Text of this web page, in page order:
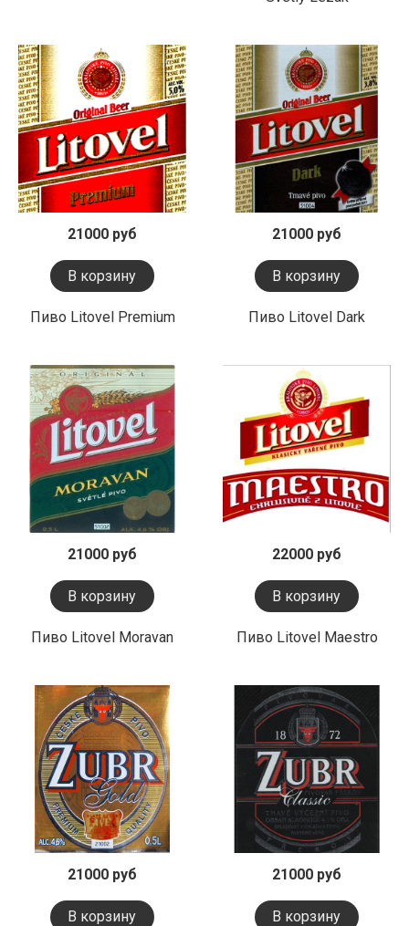
21000 руб
В корзину
Пиво Litovel Premium
21000 руб
В корзину
Пиво Litovel Dark
21000 руб
В корзину
Пиво Litovel Moravan
22000 руб
В корзину
Пиво Litovel Maestro
21000 руб
В корзину
21000 руб
В корзину